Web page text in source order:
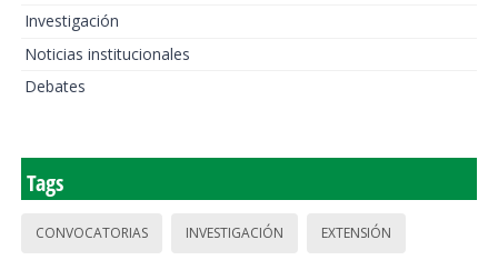
Investigación
Noticias institucionales
Debates
Tags
CONVOCATORIAS INVESTIGACIÓN EXTENSIÓN